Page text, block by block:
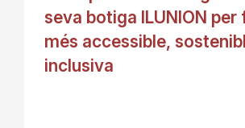
seva botiga ILUNION per
més accessible,
inclusiva